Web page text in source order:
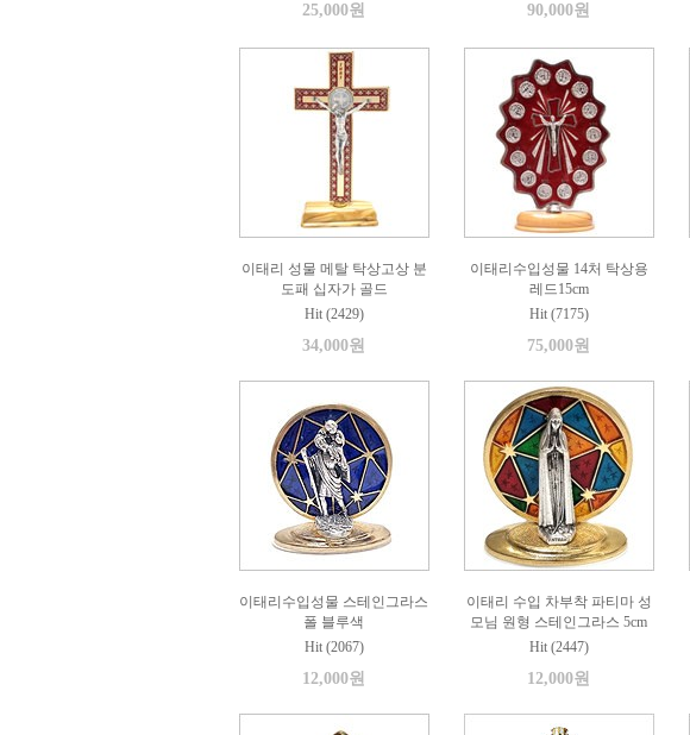
25,000원 90,000원
이태리 성물 메탈 탁상고상 분
도패 십자가 골드
Hit (2429)
34,000원
이태리수입성물 14처 탁상용
레드15cm
Hit (7175)
75,000원
이태리수입성물 스테인그라스
폴 블루색
Hit (2067)
12,000원
이태리 수입 차부착 파티마 성
모님 원형 스테인그라스 5cm
Hit (2447)
12,000원